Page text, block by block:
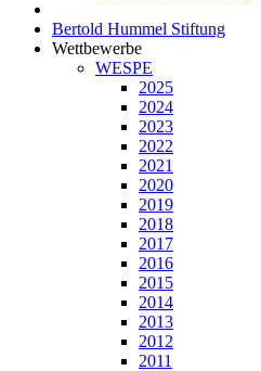
Bertold Hummel Stiftung
Wettbewerbe
WESPE
2025
2024
2023
2022
2021
2020
2019
2018
2017
2016
2015
2014
2013
2012
2011